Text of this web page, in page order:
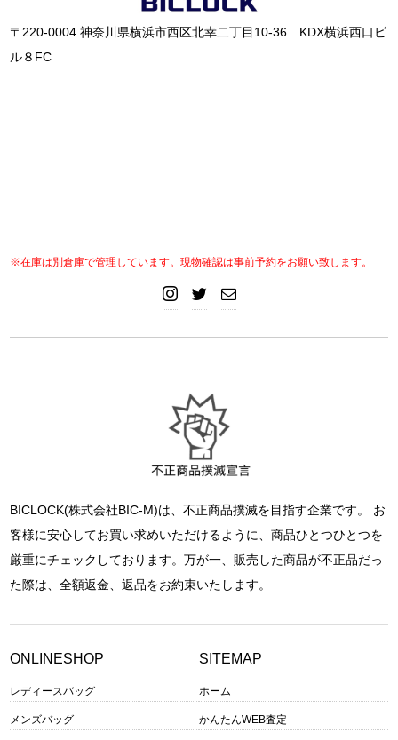
〒220-0004 神奈川県横浜市西区北幸二丁目10-36 KDX横浜西口ビ
ル８FC
※在庫は別倉庫で管理しています。現物確認は事前予約をお願い致します。
BICLOCK(株式会社BIC-M)は、不正商品撲滅を目指す企業です。 お
客様に安心してお買い求めいただけるように、商品ひとつひとつを
厳重にチェックしております。万が一、販売した商品が不正品だっ
た際は、全額返金、返品をお約束いたします。
ONLINESHOP
レディースバッグ
メンズバッグ
SITEMAP
ホーム
かんたんWEB査定